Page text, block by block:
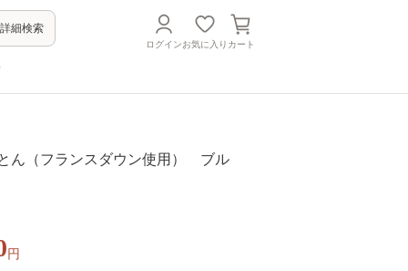
詳細検索
ログインお気に入り カート
ん（フランスダウン使用） ブル
円